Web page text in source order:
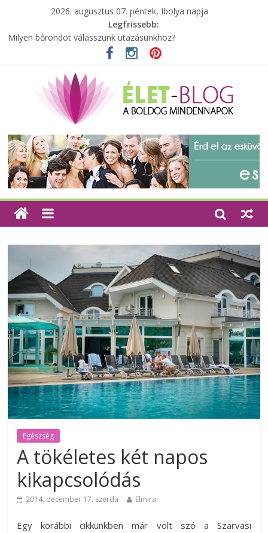
2026. augusztus 07. péntek, Ibolya napja
Legfrissebb:
Milyen bőröndöt válasszunk utazásunkhoz?
Elérhető zöld energia mindenki számára
Különleges tömörfa ládák Indiából
A zöld forradalom: A mosó- és parfümtermékek környezetbarát
szempontjainak erősítése
Egészség
A tökéletes két napos
kikapcsolódás
2014. december 17. szerda Elmira
Egy korábbi cikkünkben már volt szó a Szarvasi